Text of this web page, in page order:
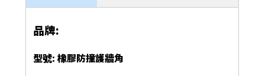
品牌:
型號: 橡膠防撞護牆角